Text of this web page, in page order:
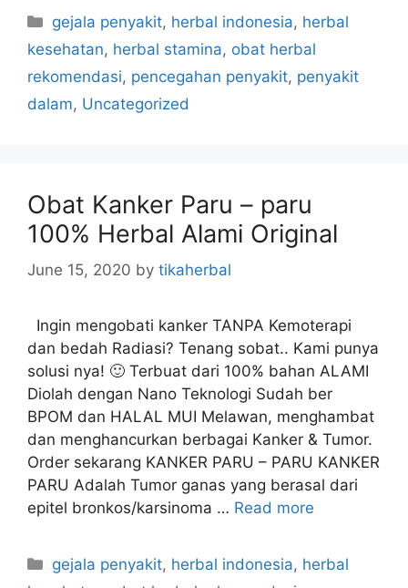
C
e
g
e
s
gejala penyakit, herbal indonesia, herbal
kesehatan, herbal stamina, obat herbal
rekomendasi, pencegahan penyakit, penyakit
dalam, Uncategorized
Obat Kanker Paru – paru
100% Herbal Alami Original
June 15, 2020 by tikaherbal
Ingin mengobati kanker TANPA Kemoterapi
dan bedah Radiasi? Tenang sobat.. Kami punya
solusi nya! 🙂 Terbuat dari 100% bahan ALAMI
Diolah dengan Nano Teknologi Sudah ber
BPOM dan HALAL MUI Melawan, menghambat
dan menghancurkan berbagai Kanker & Tumor.
Order sekarang KANKER PARU – PARU KANKER
PARU Adalah Tumor ganas yang berasal dari
epitel bronkos/karsinoma … Read more
C
gejala penyakit, herbal indonesia, herbal